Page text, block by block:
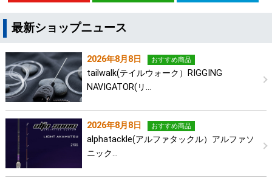
最新ショップニュース
2026年8月8日 おすすめ商品
tailwalk(テイルウォーク）RIGGING
NAVIGATOR(リ…
2026年8月8日 おすすめ商品
alphatackle(アルファタックル）アルファソ
ニック…